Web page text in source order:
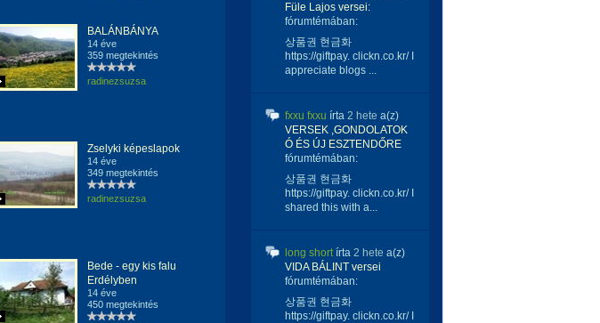
BALÁNBÁNYA
14 éve
359 megtekintés
radinezsuzsa
Zselyki képeslapok
14 éve
349 megtekintés
radinezsuzsa
Bede - egy kis falu
Erdélyben
14 éve
450 megtekintés
Füle Lajos versei:
fórumtémában:
상품권 현금화
https://giftpay. clickn.co.kr/ I
appreciate blogs ...
fxxu fxxu írta 2 hete a(z)
VERSEK ,GONDOLATOK
Ó ÉS ÚJ ESZTENDŐRE
fórumtémában:
상품권 현금화
https://giftpay. clickn.co.kr/ I
shared this with a...
long shortírta 2 hete a(z)
VIDA BÁLINT versei
fórumtémában:
상품권 현금화
https://giftpay. clickn.co.kr/ I